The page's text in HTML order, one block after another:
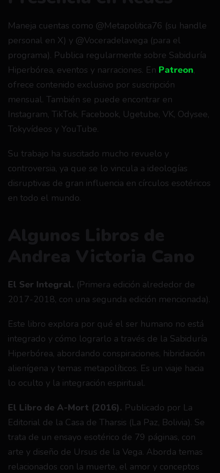
Maneja cuentas como @Metapolitica76 (su handle
personal en X) y @Voceradelavega (para el
programa). Publica regularmente sobre Sabiduría
Hiperbórea, eventos y narraciones. En Patreon,
ofrece contenido exclusivo por suscripción
mensual. También se puede encontrar en
Instagram, TikTok, Facebook, Ugetube, VK, Odysee,
Tokyvídeos y YouTube.
Su trabajo ha suscitado mucho revuelo y
controversia, ya que se lo vincula a ideologías
disruptivas de gran influencia en círculos esotéricos
en todo el mundo.
El Ser Integral. (Primera edición alrededor de
2017-2018, con una segunda edición mencionada).
Este libro explora por qué el ser humano no está
integrado y cómo lograrlo a través de la Sabiduría
Hiperbórea, abordando conspiraciones, hibridación
alienígena y temas metapolíticos. Es un viaje hacia
lo oculto y la integración espiritual.
El Libro de A-Mort (2016). Publicado por La
Editorial de la Casa de Tharsis (La Paz, Bolivia). Se
trata de un ensayo esotérico de 79 páginas, con
arte y diseño de Ursus de la Vega. Aborda temas
relacionados con la muerte, el amor y conceptos